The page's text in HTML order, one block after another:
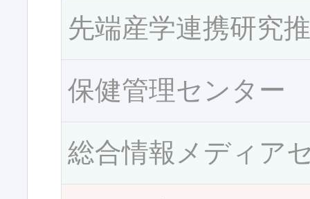
先端産学連携研究
保健管理センター
総合情報メディア